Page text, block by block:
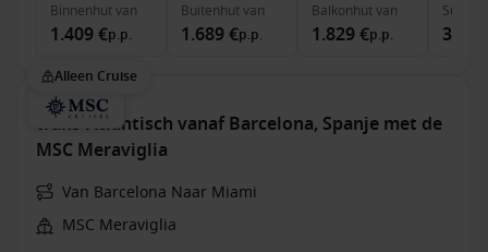
Binnenhutvan
1.409 €p.p.
Buitenhutvan
1.689 €p.p.
Balkonhutvan
1.829 €p.p.
Suite
Alleen Cruise
trans-Atlantisch vanaf Barcelona, Spanje met de
MSC Meraviglia
Van Barcelona Naar Miami
MSC Meraviglia